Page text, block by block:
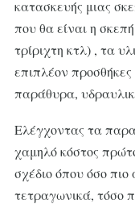
κατασκευής μιας
που θα είναι η
τρίριχτη κτλ) , τα
επιπλέον
παράθυρα,
Ελέγχοντας τα
χαμηλό κόστος
σχέδιο όπου όσο πιο
τετραγωνικά, τόσο